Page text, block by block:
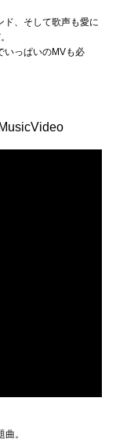
ド、そして歌声も愛に
いっぱいのMVも必
曲。